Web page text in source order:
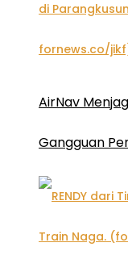
AirNav
Gangguan